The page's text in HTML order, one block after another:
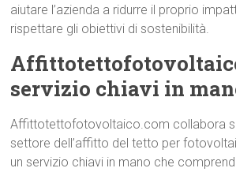
aiutare l’azienda a ridurre il proprio
rispettare gli obiettivi di sostenibilità.
servizio chiavi in
Affittotettofotovoltaico.com collabora
settore dell’affitto del tetto per
un servizio chiavi in mano che